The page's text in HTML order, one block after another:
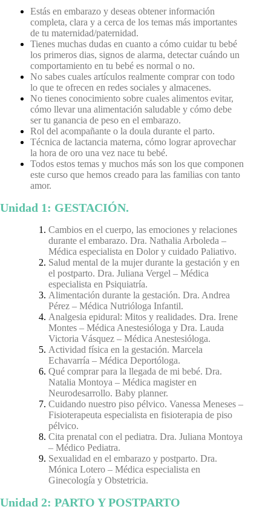
Estás en embarazo y deseas obtener información
completa, clara y a cerca de los temas más importantes
de tu maternidad/paternidad.
Tienes muchas dudas en cuanto a cómo cuidar tu bebé
los primeros dias, signos de alarma, detectar cuándo un
comportamiento en tu bebé es normal o no.
No sabes cuales artículos realmente comprar con todo
lo que te ofrecen en redes sociales y almacenes.
No tienes conocimiento sobre cuales alimentos evitar,
cómo llevar una alimentación saludable y cómo debe
ser tu ganancia de peso en el embarazo.
Rol del acompañante o la doula durante el parto.
Técnica de lactancia materna, cómo lograr aprovechar
la hora de oro una vez nace tu bebé.
Todos estos temas y muchos más son los que componen
este curso que hemos creado para las familias con tanto
amor.
Unidad 1: GESTACIÓN.
Cambios en el cuerpo, las emociones y relaciones
durante el embarazo. Dra. Nathalia Arboleda –
Médica especialista en Dolor y cuidado Paliativo.
Salud mental de la mujer durante la gestación y en
el postparto. Dra. Juliana Vergel – Médica
especialista en Psiquiatría.
Alimentación durante la gestación. Dra. Andrea
Pérez – Médica Nutrióloga Infantil.
Analgesia epidural: Mitos y realidades. Dra. Irene
Montes – Médica Anestesióloga y Dra. Lauda
Victoria Vásquez – Médica Anestesióloga.
Actividad física en la gestación. Marcela
Echavarría – Médica Deportóloga.
Qué comprar para la llegada de mi bebé. Dra.
Natalia Montoya – Médica magister en
Neurodesarrollo. Baby planner.
Cuidando nuestro piso pélvico. Vanessa Meneses –
Fisioterapeuta especialista en fisioterapia de piso
pélvico.
Cita prenatal con el pediatra. Dra. Juliana Montoya
– Médico Pediatra.
Sexualidad en el embarazo y postparto. Dra.
Mónica Lotero – Médica especialista en
Ginecología y Obstetricia.
Unidad 2: PARTO Y POSTPARTO